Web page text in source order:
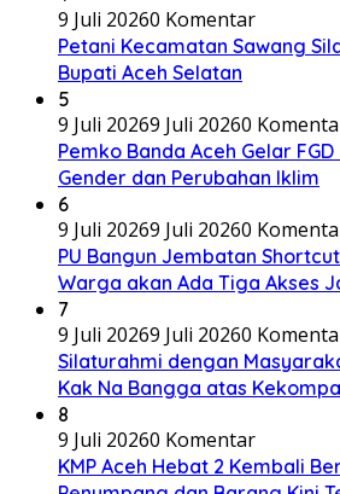
9 Juli 20260 Komentar
Petani Kecamatan Sawang
Bupati Aceh Selatan
5
9 Juli 20269 Juli 20260
Pemko Banda Aceh Gelar
Gender dan Perubahan Iklim
6
9 Juli 20269 Juli 20260
PU Bangun Jembatan
Warga akan Ada Tiga Akses
7
9 Juli 20269 Juli 20260
Silaturahmi dengan
Kak Na Bangga atas
8
9 Juli 20260 Komentar
KMP Aceh Hebat 2 Kembali